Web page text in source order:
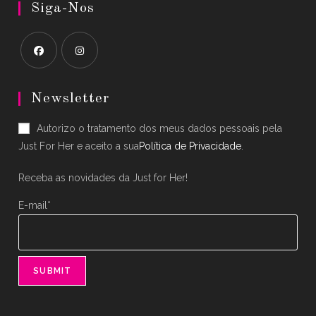
Siga-Nos
in
new
tab
in
new
tab
Newsletter
Autorizo o tratamento dos meus dados pessoais pela
Just For Her e aceito a suaPolítica de Privacidade
Receba as novidades da Just for Her!
E-mail*